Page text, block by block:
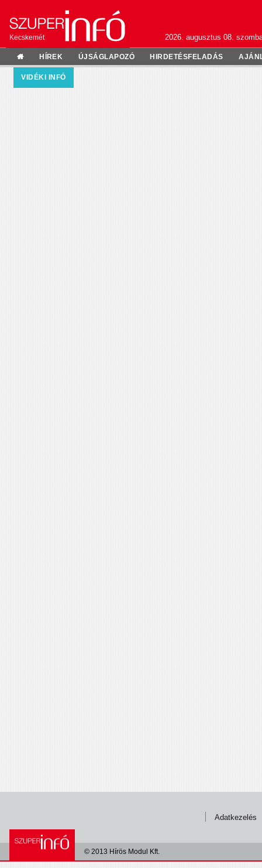
Kecskemét 2026. augusztus 08.
HÍREK ÚJSÁGLAPOZÓ HIRDETÉSFELADÁS
VIDÉKI INFÓ
Adatkezelés
© 2013 Hírös Modul Kft.